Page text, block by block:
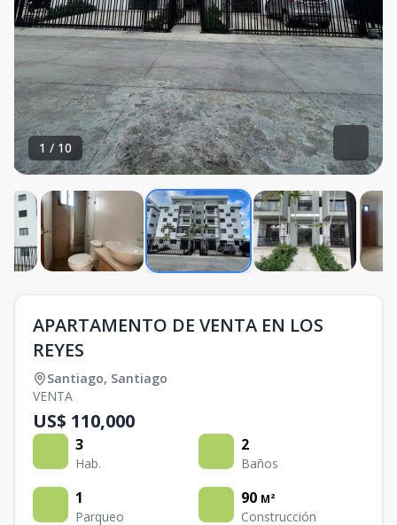
1 / 10
APARTAMENTO DE VENTA EN LOS
REYES
Santiago, Santiago
VENTA
US$ 110,000
3
Hab.
2
Baños
1
Parqueo
90 M²
Construcción